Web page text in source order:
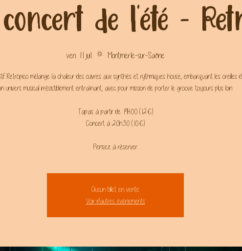
de l'été -
ven. 11 juil.
  |
Montmerle-sur-Saône
Retrópico mélange la chaleur des cuivres aux synthés et rythmiques house, embarquant les oreilles
univers musical irrésistiblement entraînant, avec pour mission de porter le groove toujours plus loin.
Tapas à partir de 19H00 (12€)
Concert à 20h30 (10€)
Aucun billet en vente
Voir d'autres événements